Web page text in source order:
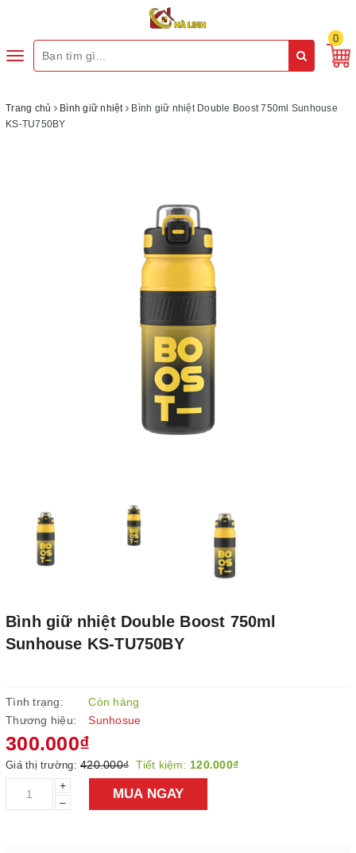
Toggle
0
Trang chủ Bình giữ nhiệt
Bình giữ nhiệt Double Boost 750ml Sunhouse
KS-TU750BY
Bình giữ nhiệt Double Boost 750ml
Sunhouse KS-TU750BY
Tình trạng:
Còn hàng
Thương hiệu:
Sunhosue
300.000₫
Giá thị trường: 420.000₫ Tiết kiệm: 120.000₫
+
–
MUA NGAY